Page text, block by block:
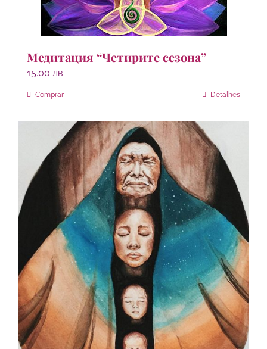
Медитация “Четирите сезона”
15.00 лв.
Comprar Detalhes